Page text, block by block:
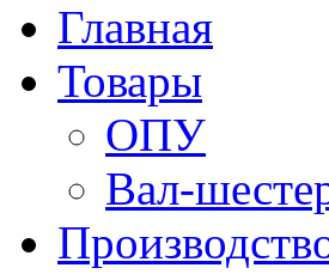
Главная
Товары
ОПУ
Вал-